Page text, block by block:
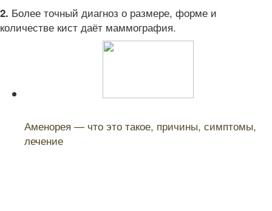
2. Более точный диагноз о размере, форме и
количестве кист даёт маммография.
Аменорея — что это такое, причины, симптомы,
лечение